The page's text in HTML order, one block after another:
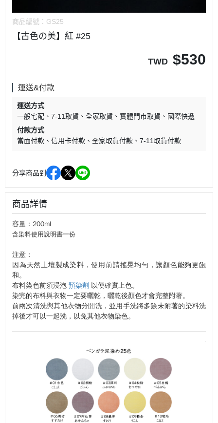
商品編號： GS25
【古色の美】紅 #25
TWD $530
運送&付款
運送方式
一般宅配
7-11取貨 全家取貨 實體門市取貨
國際快遞
付款方式
當面付款
信用卡付款 全家取貨付款 7-11取貨付款
分享商品到
商品詳情
容量：200ml
含染料使用說明書一份
注意：
因為天然土壤製成染料，使用前請搖晃均勻，讓顏色能夠更飽
和。
布料染色前須浸泡 預染劑 以便確實上色。
染完的布料與衣物一定要曬乾，曬乾後顏色才會完整附著。
前兩次清洗與其他衣物分開洗，並用手洗將多餘未附著的染料洗
掉後才可以一起洗，以免其他衣物染色。